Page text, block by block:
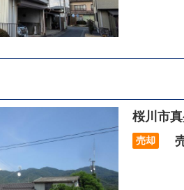
桜川市
売却